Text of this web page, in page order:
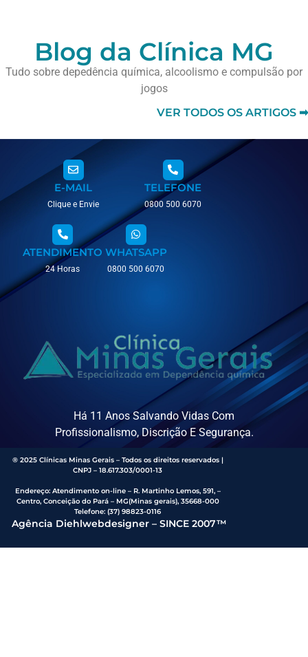
Blog da Clínica MG
Tudo sobre depedência química, alcoolismo e compulsão por
jogos
VER TODOS OS ARTIGOS ➡
E-MAIL
Clique e Envie
TELEFONE
0800 500 6070
ATENDIMENTO
24 Horas
WHATSAPP
0800 500 6070
Há 11 Anos Salvando Vidas Com
Profissionalismo, Discrição E Segurança.
® 2025 Clínicas Minas Gerais – Todos os direitos reservados |
CNPJ – 18.617.303/0001-13
Endereço: Atendimento on-line – R. Martinho Lemos, 591, –
Centro, Conceição do Pará – MG(Minas gerais), 35668-000
Telefone:(37) 98823-0116
Agência Diehlwebdesigner – SINCE 2007™